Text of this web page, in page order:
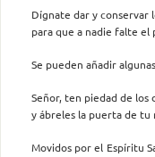
Dígnate dar y
para que a nadie falte el
Se pueden añadir
Señor, ten piedad de los
y ábreles la puerta de tu
Movidos por el Espíritu